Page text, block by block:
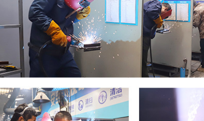
钨极氩弧焊 陕西安康